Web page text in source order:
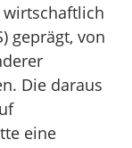
wirtschaftlich
geprägt, von
Die daraus
eine